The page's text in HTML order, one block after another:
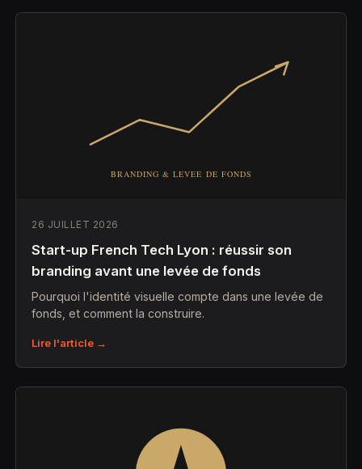
26 JUILLET 2026
Start-up French Tech Lyon : réussir son
branding avant une levée de fonds
Pourquoi l'identité visuelle compte dans une levée de
fonds, et comment la construire.
Lire l'article →